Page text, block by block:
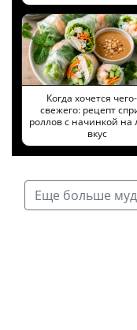
Когда хочется
свежего: рецепт
роллов с начинкой на
вкус
Еще больше